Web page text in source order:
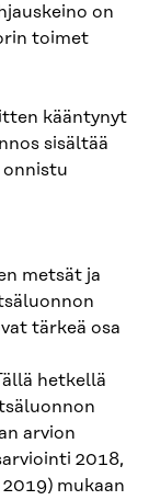
on
toimet
kääntynyt
sisältää
metsät ja
tärkeä osa
hetkellä
arvion
2018,
mukaan